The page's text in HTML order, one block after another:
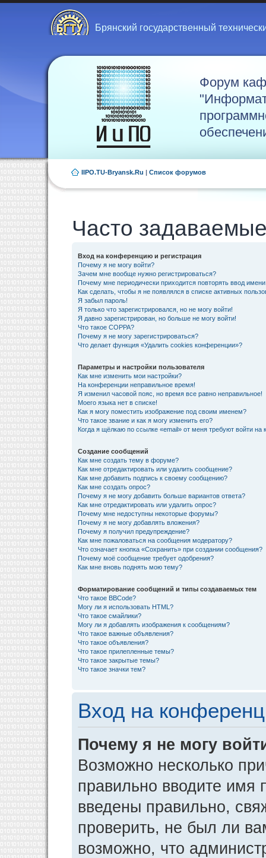
Брянский государственный
Форум
IIPO.TU-Bryansk.Ru | Список форумов
Часто
Вход на конференцию и регистрация
Почему я не могу войти?
Зачем мне вообще нужно регистрироваться?
Почему мне периодически приходится повторять ввод
Как сделать, чтобы я не появлялся в списке активных
Я забыл пароль!
Я только что зарегистрировался, но не могу войти!
Я давно зарегистрирован, но больше не могу войти!
Что такое COPPA?
Почему я не могу зарегистрироваться?
Что делает функция «Удалить cookies конференции»?
Параметры и настройки пользователя
Как мне изменить мои настройки?
На конференции неправильное время!
Я изменил часовой пояс, но время все равно неправильное!
Моего языка нет в списке!
Как я могу поместить изображение под своим именем?
Что такое звание и как я могу изменить его?
Когда я щёлкаю по ссылке «email» от меня требуют войти на
Создание сообщений
Как мне создать тему в форуме?
Как мне отредактировать или удалить сообщение?
Как мне добавить подпись к своему сообщению?
Как мне создать опрос?
Почему я не могу добавить больше вариантов ответа?
Как мне отредактировать или удалить опрос?
Почему мне недоступны некоторые форумы?
Почему я не могу добавлять вложения?
Почему я получил предупреждение?
Как мне пожаловаться на сообщения модератору?
Что означает кнопка «Сохранить» при создании сообщения?
Почему моё сообщение требует одобрения?
Как мне вновь поднять мою тему?
Форматирование сообщений и типы создаваемых тем
Что такое BBCode?
Могу ли я использовать HTML?
Что такое смайлики?
Могу ли я добавлять изображения к сообщениям?
Что такое важные объявления?
Что такое объявления?
Что такое прилепленные темы?
Что такое закрытые темы?
Что такое значки тем?
Вход на
Почему я не могу
Возможно несколько
правильно вводите имя
введены правильно,
проверить, не был ли
возможно, что